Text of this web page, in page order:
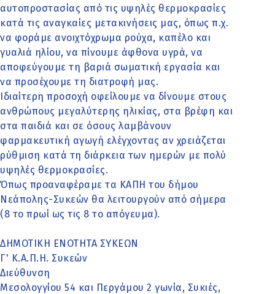
αυτοπροστασίας από τις υψηλές θερμοκρασίες
κατά τις αναγκαίες μετακινήσεις μας, όπως π.χ.
να φοράμε ανοιχτόχρωμα ρούχα, καπέλο και
γυαλιά ηλίου, να πίνουμε άφθονα υγρά, να
αποφεύγουμε τη βαριά σωματική εργασία και
να προσέχουμε τη διατροφή μας.
Ιδιαίτερη προσοχή οφείλουμε να δίνουμε στους
ανθρώπους μεγαλύτερης ηλικίας, στα βρέφη και
στα παιδιά και σε όσους λαμβάνουν
φαρμακευτική αγωγή ελέγχοντας αν χρειάζεται
ρύθμιση κατά τη διάρκεια των ημερών με πολύ
υψηλές θερμοκρασίες.
Όπως προαναφέραμε τα ΚΑΠΗ του δήμου
Νεάπολης-Συκεών θα λειτουργούν από σήμερα
(8 το πρωί ως τις 8 το απόγευμα).
ΔΗΜΟΤΙΚΗ ΕΝΟΤΗΤΑ ΣΥΚΕΩΝ
Γ' Κ.Α.Π.Η. Συκεών
Διεύθυνση
Μεσολογγίου 54 και Περγάμου 2 γωνία, Συκιές,